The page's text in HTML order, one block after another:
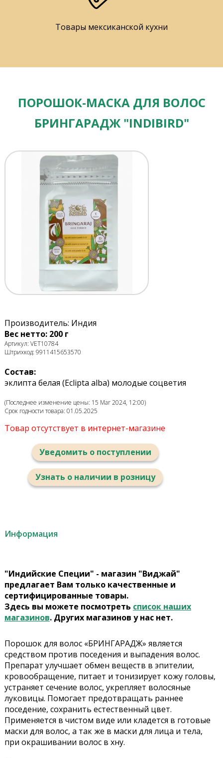
Товары мексиканской кухни
ПОРОШОК-МАСКА ДЛЯ ВОЛОС
БРИНГАРАДЖ "INDIBIRD"
Производитель: Индия
Вес нетто: 200 г
Артикул: VET10784
Штрихкод: 9911415653570
Состав:
эклипта белая (Eclipta alba) молодые соцветия
(Последнее изменение цены: 15 Mar 2024, 12:00)
Срок годности товара: 01.05.2025
Товар отсутствует в интернет-магазине
Уведомить о поступлении
Узнать о наличии в розницу
Информация
"Индийские Специи" - магазин "Виджай"
предлагает Вам только качественные и
сертифицированные товары.
Здесь вы можете посмотреть список наших
магазинов. Других магазинов у нас нет.
Порошок для волос «БРИНГАРАДЖ» является
средством против поседения и выпадения волос.
Препарат улучшает обмен веществ в эпителии,
кровообращение, питает и тонизирует кожу головы,
устраняет сечение волос, укрепляет волосяные
луковицы. Помогает предотвращать раннее
поседение, сохранить естественный цвет.
Применяется в чистом виде или кладется в готовые
маски для волос, а так же в маски для лица и тела,
при окрашивании волос в хну.